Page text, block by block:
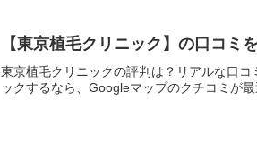
【東京植毛クリニック】の口コミ
東京植毛クリニックの評判は？リアルな口
ックするなら、Googleマップのクチコミが